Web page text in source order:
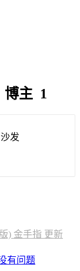
博主 1
沙发
) 金手指 更新
有问题